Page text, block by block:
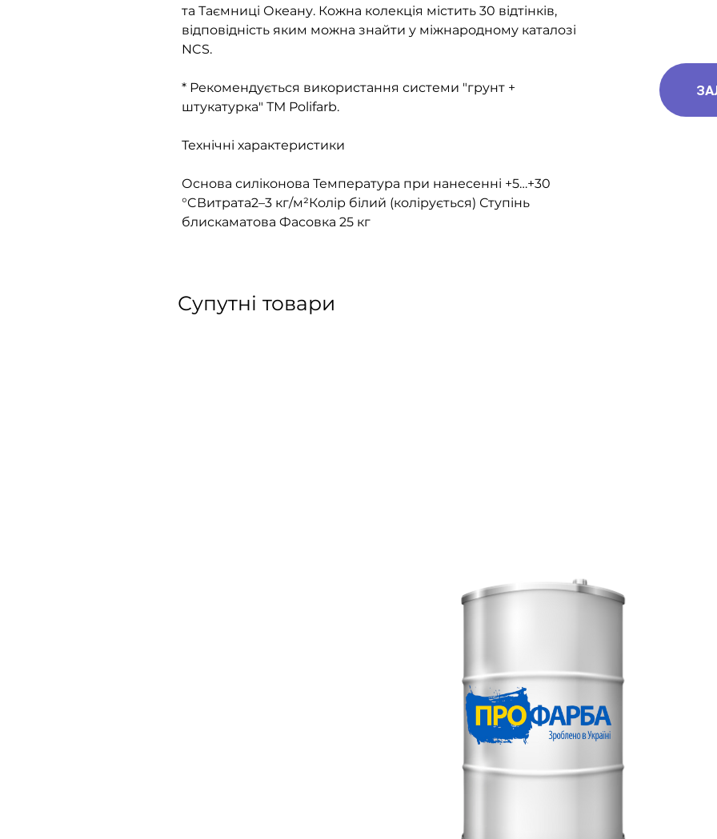
та Таємниці Океану. Кожна колекція містить 30 відтінків,
відповідність яким можна знайти у міжнародному каталозі
NCS.
* Рекомендується використання системи "грунт +
штукатурка" ТМ Polifarb.
Технічні характеристики
Основа силіконова Температура при нанесенні +5…+30
°CВитрата2–3 кг/м²Колір білий (колірується) Ступінь
блискаматова Фасовка 25 кг
Супутні товари